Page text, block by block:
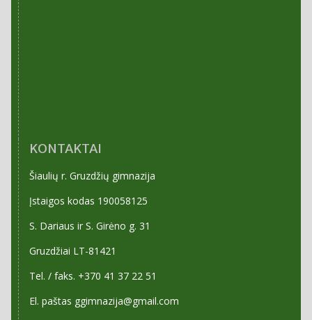
KONTAKTAI
Šiaulių r. Gruzdžių gimnazija
Įstaigos kodas 190058125
S. Dariaus ir S. Girėno g. 31
Gruzdžiai LT-81421
Tel. / faks. +370 41 37 22 51
El. paštas ggimnazija@gmail.com